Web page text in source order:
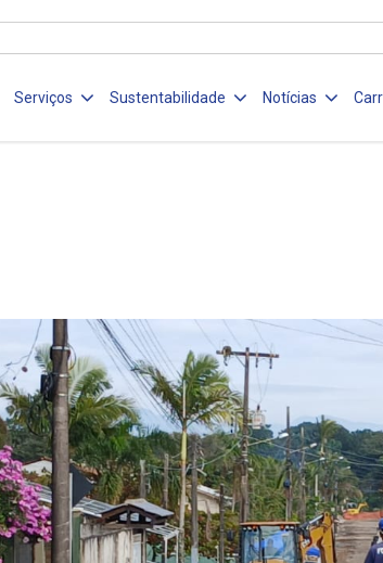
Serviços Sustentabilidade Notícias